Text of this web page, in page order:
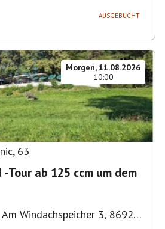
AUSGEBUCHT
Morgen, 11.08.2026
10:00
, 63
ab 125 ccm um dem
Am Windachspeicher 3, 86923